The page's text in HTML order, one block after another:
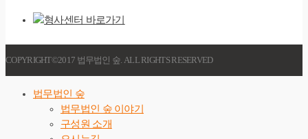
COPYRIGHT©2017 법무법인 숲. ALL RIGHTS RESERVED
법무법인 숲
법무법인 숲 이야기
구성원 소개